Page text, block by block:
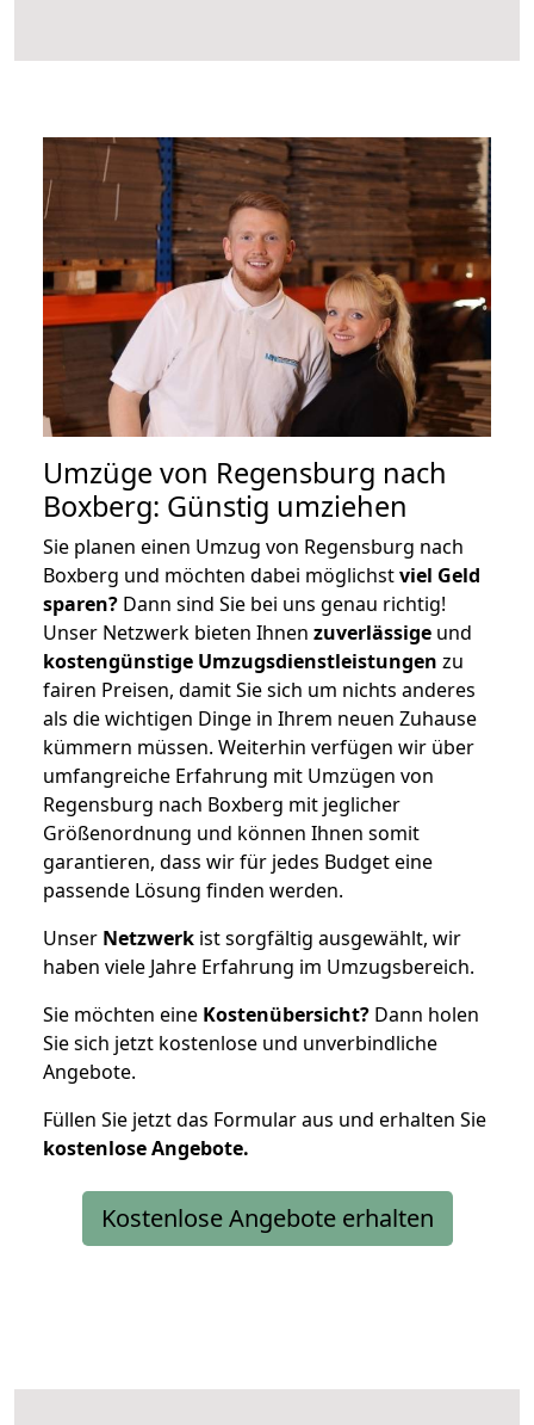
Umzüge von Regensburg nach
Boxberg: Günstig umziehen
Sie planen einen Umzug von Regensburg nach
Boxberg und möchten dabei möglichstviel Geld
sparen? Dann sind Sie bei uns genau richtig!
Unser Netzwerk bieten Ihnen zuverlässige und
kostengünstige Umzugsdienstleistungen zu
fairen Preisen, damit Sie sich um nichts anderes
als die wichtigen Dinge in Ihrem neuen Zuhause
kümmern müssen. Weiterhin verfügen wir über
umfangreiche Erfahrung mit Umzügen von
Regensburg nach Boxberg mit jeglicher
Größenordnung und können Ihnen somit
garantieren, dass wir für jedes Budget eine
passende Lösung finden werden.
Unser Netzwerk ist sorgfältig ausgewählt, wir
haben viele Jahre Erfahrung im Umzugsbereich.
Sie möchten eine Kostenübersicht? Dann holen
Sie sich jetzt kostenlose und unverbindliche
Angebote.
Füllen Sie jetzt das Formular aus und erhalten Sie
kostenloseAngebote.
Kostenlose Angebote erhalten